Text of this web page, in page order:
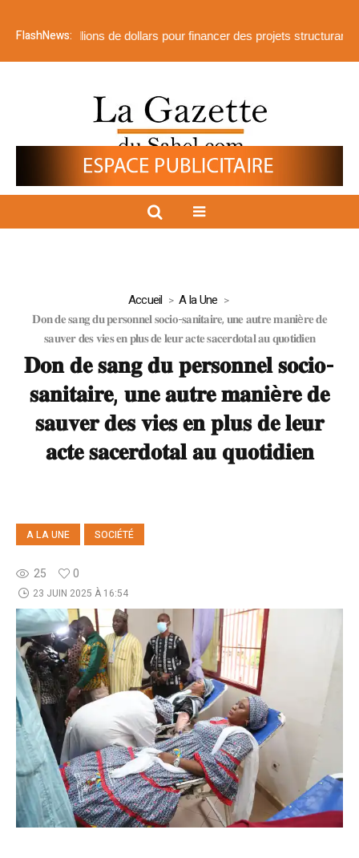
FlashNews:
millions de dollars pour financer des projets structurants
Accueil
A la Une
𝐃𝐨𝐧 𝐝𝐞 𝐬𝐚𝐧𝐠 𝐝𝐮 𝐩𝐞𝐫𝐬𝐨𝐧𝐧𝐞𝐥 𝐬𝐨𝐜𝐢𝐨-𝐬𝐚𝐧𝐢𝐭𝐚𝐢𝐫𝐞, 𝐮𝐧𝐞 𝐚𝐮𝐭𝐫𝐞 𝐦𝐚𝐧𝐢è𝐫𝐞 𝐝𝐞
𝐬𝐚𝐮𝐯𝐞𝐫 𝐝𝐞𝐬 𝐯𝐢𝐞𝐬 𝐞𝐧 𝐩𝐥𝐮𝐬 𝐝𝐞 𝐥𝐞𝐮𝐫 𝐚𝐜𝐭𝐞 𝐬𝐚𝐜𝐞𝐫𝐝𝐨𝐭𝐚𝐥 𝐚𝐮 𝐪𝐮𝐨𝐭𝐢𝐝𝐢𝐞𝐧
𝐃𝐨𝐧 𝐝𝐞 𝐬𝐚𝐧𝐠 𝐝𝐮 𝐩𝐞𝐫𝐬𝐨𝐧𝐧𝐞𝐥 𝐬𝐨𝐜𝐢𝐨-
𝐬𝐚𝐧𝐢𝐭𝐚𝐢𝐫𝐞, 𝐮𝐧𝐞 𝐚𝐮𝐭𝐫𝐞 𝐦𝐚𝐧𝐢è𝐫𝐞 𝐝𝐞
𝐬𝐚𝐮𝐯𝐞𝐫 𝐝𝐞𝐬 𝐯𝐢𝐞𝐬 𝐞𝐧 𝐩𝐥𝐮𝐬 𝐝𝐞 𝐥𝐞𝐮𝐫
𝐚𝐜𝐭𝐞 𝐬𝐚𝐜𝐞𝐫𝐝𝐨𝐭𝐚𝐥 𝐚𝐮 𝐪𝐮𝐨𝐭𝐢𝐝𝐢𝐞𝐧
A LA UNE SOCIÉTÉ
25 0
23 JUIN 2025 À 16:54